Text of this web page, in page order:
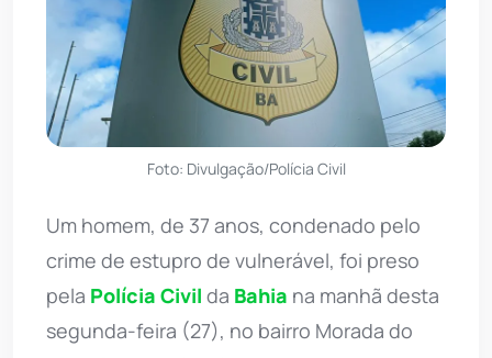
Foto: Divulgação/Polícia Civil
Um homem, de 37 anos, condenado pelo
crime de estupro de vulnerável, foi preso
pela Polícia Civil da Bahia na manhã desta
segunda-feira (27), no bairro Morada do